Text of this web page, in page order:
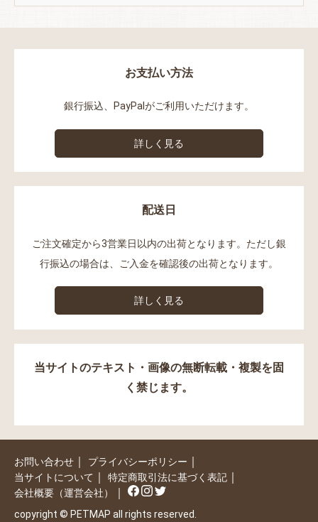
お支払い方法
銀行振込、PayPalがご利用いただけます。
詳しく見る
配送日
ご注文確定から3営業日以内の出荷となります。ただし銀
行振込の場合は、ご入金を確認後の出荷となります。
詳しく見る
当サイトのテキスト・画像の無断転載・複製を固
く禁じます。
お問い合わせ ｜ プライバシーポリシー ｜
当サイトについて ｜ 特定商取引法に基づく表記 ｜
会社概要（運営会社） ｜
copyright © PETMAP all rights reserved.